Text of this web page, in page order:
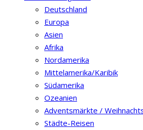
Deutschland
Europa
Asien
Afrika
Nordamerika
Mittelamerika/Karibik
Südamerika
Ozeanien
Adventsmärkte /
Städte-Reisen